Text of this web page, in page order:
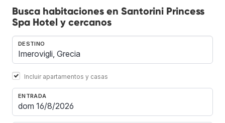
Busca habitaciones en Santorini Princess
Spa Hotel y cercanos
DESTINO
Incluir apartamentos y casas
ENTRADA